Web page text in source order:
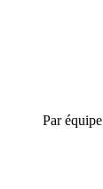
Par équipe